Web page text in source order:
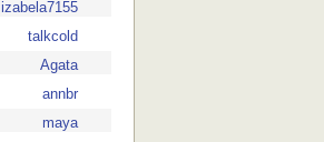
izabela7155
talkcold
Agata
annbr
maya